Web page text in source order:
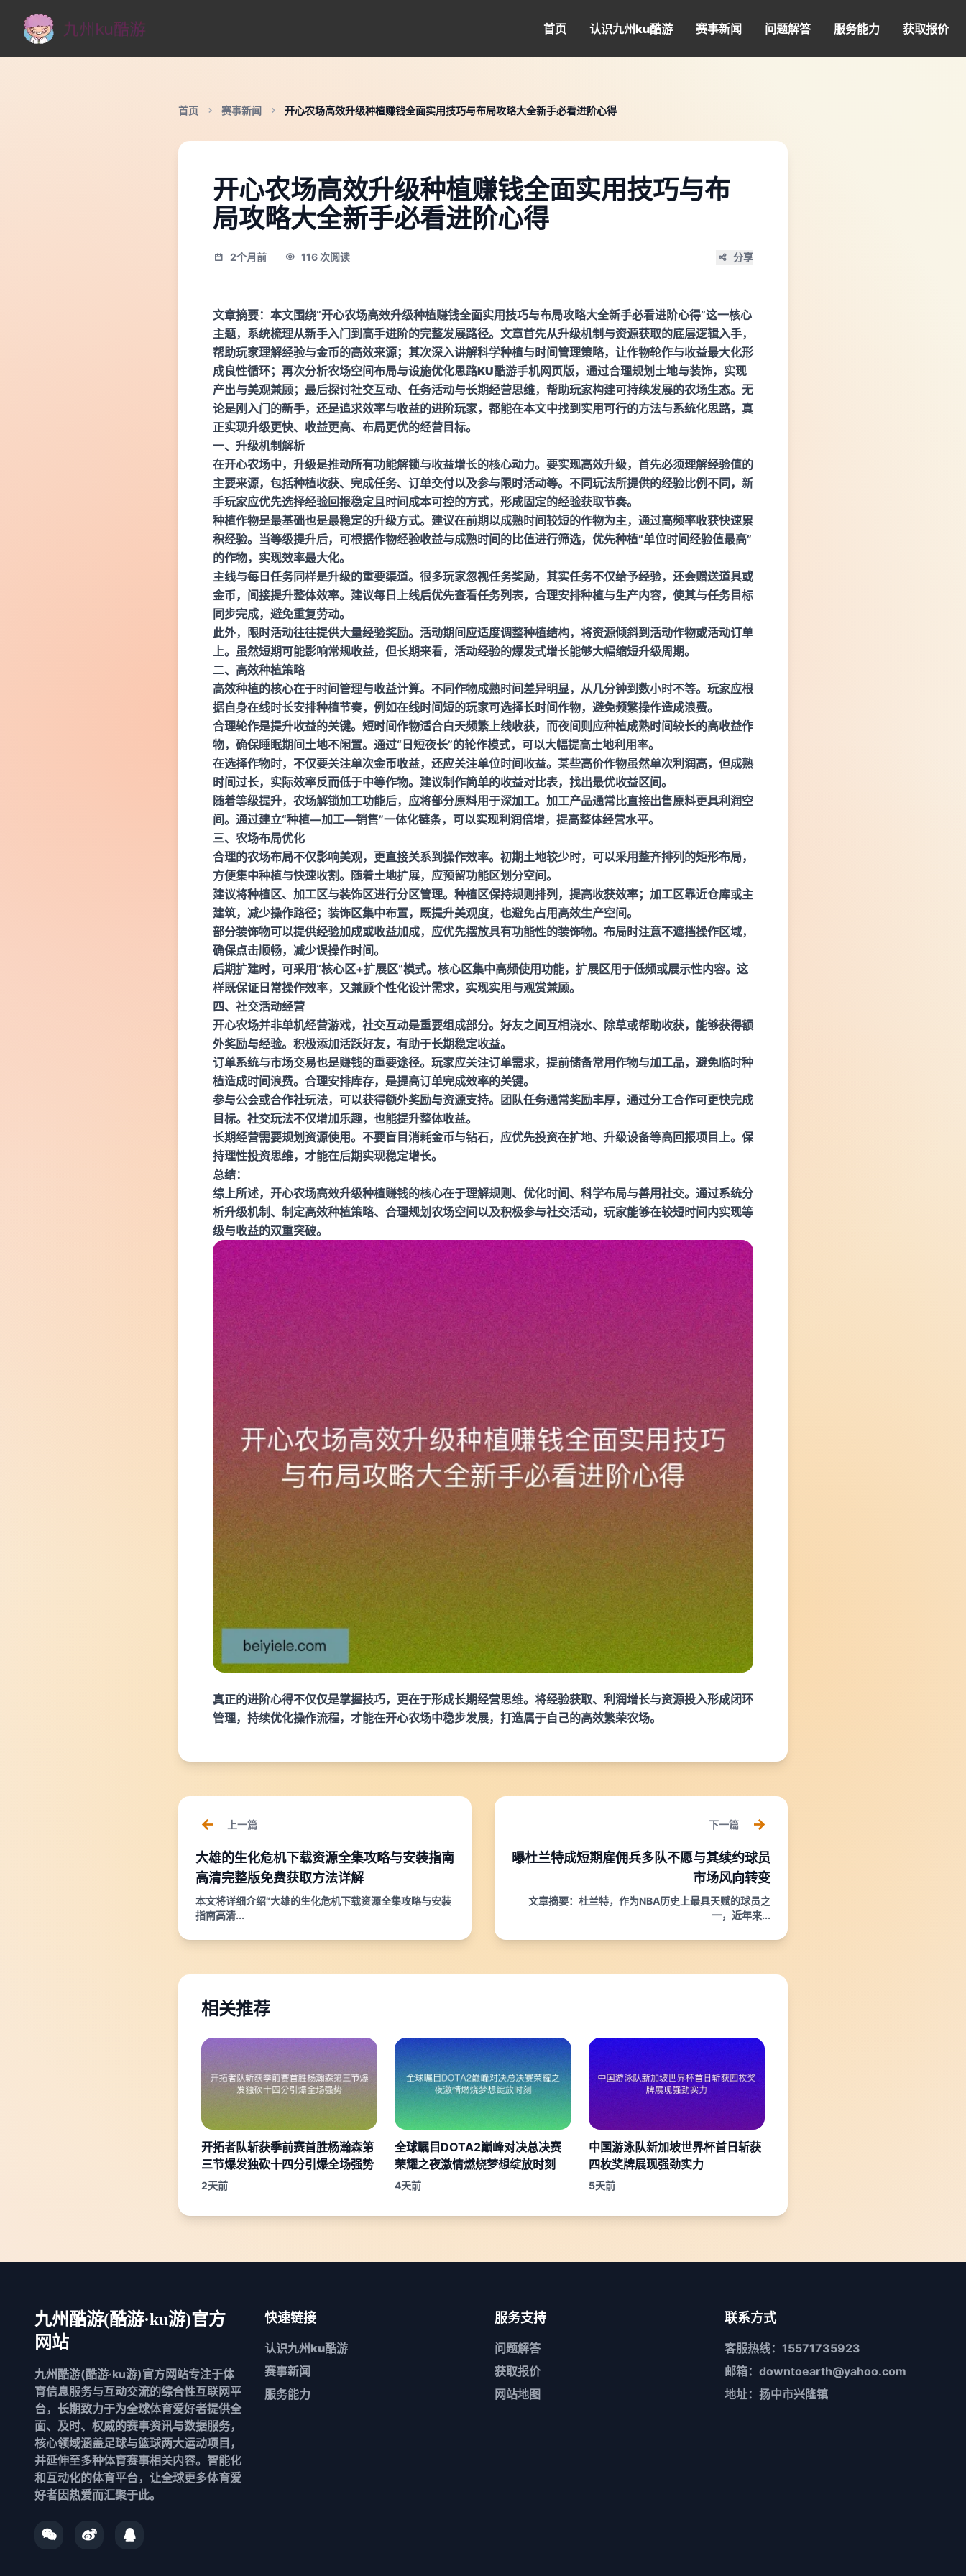
首页 认识九州ku酷游 赛事新闻 问题解答 服务能力 获取报价
首页 赛事新闻 开心农场高效升级种植赚钱全面实用技巧与布局攻略大全新手必看进阶心得
开心农场高效升级种植赚钱全面实用技巧与布
局攻略大全新手必看进阶心得
2个月前 116 次阅读 分享
文章摘要：本文围绕“开心农场高效升级种植赚钱全面实用技巧与布局攻略大全新手必看进阶心得”这一核心
主题，系统梳理从新手入门到高手进阶的完整发展路径。文章首先从升级机制与资源获取的底层逻辑入手，
帮助玩家理解经验与金币的高效来源；其次深入讲解科学种植与时间管理策略，让作物轮作与收益最大化形
成良性循环；再次分析农场空间布局与设施优化思路KU酷游手机网页版，通过合理规划土地与装饰，实现
产出与美观兼顾；最后探讨社交互动、任务活动与长期经营思维，帮助玩家构建可持续发展的农场生态。无
论是刚入门的新手，还是追求效率与收益的进阶玩家，都能在本文中找到实用可行的方法与系统化思路，真
正实现升级更快、收益更高、布局更优的经营目标。
一、升级机制解析
在开心农场中，升级是推动所有功能解锁与收益增长的核心动力。要实现高效升级，首先必须理解经验值的
主要来源，包括种植收获、完成任务、订单交付以及参与限时活动等。不同玩法所提供的经验比例不同，新
手玩家应优先选择经验回报稳定且时间成本可控的方式，形成固定的经验获取节奏。
种植作物是最基础也是最稳定的升级方式。建议在前期以成熟时间较短的作物为主，通过高频率收获快速累
积经验。当等级提升后，可根据作物经验收益与成熟时间的比值进行筛选，优先种植“单位时间经验值最高”
的作物，实现效率最大化。
主线与每日任务同样是升级的重要渠道。很多玩家忽视任务奖励，其实任务不仅给予经验，还会赠送道具或
金币，间接提升整体效率。建议每日上线后优先查看任务列表，合理安排种植与生产内容，使其与任务目标
同步完成，避免重复劳动。
此外，限时活动往往提供大量经验奖励。活动期间应适度调整种植结构，将资源倾斜到活动作物或活动订单
上。虽然短期可能影响常规收益，但长期来看，活动经验的爆发式增长能够大幅缩短升级周期。
二、高效种植策略
高效种植的核心在于时间管理与收益计算。不同作物成熟时间差异明显，从几分钟到数小时不等。玩家应根
据自身在线时长安排种植节奏，例如在线时间短的玩家可选择长时间作物，避免频繁操作造成浪费。
合理轮作是提升收益的关键。短时间作物适合白天频繁上线收获，而夜间则应种植成熟时间较长的高收益作
物，确保睡眠期间土地不闲置。通过“日短夜长”的轮作模式，可以大幅提高土地利用率。
在选择作物时，不仅要关注单次金币收益，还应关注单位时间收益。某些高价作物虽然单次利润高，但成熟
时间过长，实际效率反而低于中等作物。建议制作简单的收益对比表，找出最优收益区间。
随着等级提升，农场解锁加工功能后，应将部分原料用于深加工。加工产品通常比直接出售原料更具利润空
间。通过建立“种植—加工—销售”一体化链条，可以实现利润倍增，提高整体经营水平。
三、农场布局优化
合理的农场布局不仅影响美观，更直接关系到操作效率。初期土地较少时，可以采用整齐排列的矩形布局，
方便集中种植与快速收割。随着土地扩展，应预留功能区划分空间。
建议将种植区、加工区与装饰区进行分区管理。种植区保持规则排列，提高收获效率；加工区靠近仓库或主
建筑，减少操作路径；装饰区集中布置，既提升美观度，也避免占用高效生产空间。
部分装饰物可以提供经验加成或收益加成，应优先摆放具有功能性的装饰物。布局时注意不遮挡操作区域，
确保点击顺畅，减少误操作时间。
后期扩建时，可采用“核心区+扩展区”模式。核心区集中高频使用功能，扩展区用于低频或展示性内容。这
样既保证日常操作效率，又兼顾个性化设计需求，实现实用与观赏兼顾。
四、社交活动经营
开心农场并非单机经营游戏，社交互动是重要组成部分。好友之间互相浇水、除草或帮助收获，能够获得额
外奖励与经验。积极添加活跃好友，有助于长期稳定收益。
订单系统与市场交易也是赚钱的重要途径。玩家应关注订单需求，提前储备常用作物与加工品，避免临时种
植造成时间浪费。合理安排库存，是提高订单完成效率的关键。
参与公会或合作社玩法，可以获得额外奖励与资源支持。团队任务通常奖励丰厚，通过分工合作可更快完成
目标。社交玩法不仅增加乐趣，也能提升整体收益。
长期经营需要规划资源使用。不要盲目消耗金币与钻石，应优先投资在扩地、升级设备等高回报项目上。保
持理性投资思维，才能在后期实现稳定增长。
总结：
综上所述，开心农场高效升级种植赚钱的核心在于理解规则、优化时间、科学布局与善用社交。通过系统分
析升级机制、制定高效种植策略、合理规划农场空间以及积极参与社交活动，玩家能够在较短时间内实现等
级与收益的双重突破。
真正的进阶心得不仅仅是掌握技巧，更在于形成长期经营思维。将经验获取、利润增长与资源投入形成闭环
管理，持续优化操作流程，才能在开心农场中稳步发展，打造属于自己的高效繁荣农场。
上一篇
大雄的生化危机下载资源全集攻略与安装指南
高清完整版免费获取方法详解
本文将详细介绍“大雄的生化危机下载资源全集攻略与安装
指南高清...
下一篇
曝杜兰特成短期雇佣兵多队不愿与其续约球员
市场风向转变
文章摘要：杜兰特，作为NBA历史上最具天赋的球员之
一，近年来...
相关推荐
开拓者队斩获季前赛首胜杨瀚森第
三节爆发独砍十四分引爆全场强势
2天前
全球瞩目DOTA2巅峰对决总决赛
荣耀之夜激情燃烧梦想绽放时刻
4天前
中国游泳队新加坡世界杯首日斩获
四枚奖牌展现强劲实力
5天前
九州酷游(酷游·ku游)官方
网站
九州酷游(酷游·ku游)官方网站专注于体
育信息服务与互动交流的综合性互联网平
台，长期致力于为全球体育爱好者提供全
面、及时、权威的赛事资讯与数据服务，
核心领域涵盖足球与篮球两大运动项目，
并延伸至多种体育赛事相关内容。智能化
和互动化的体育平台，让全球更多体育爱
好者因热爱而汇聚于此。
快速链接
认识九州ku酷游
赛事新闻
服务能力
服务支持
问题解答
获取报价
网站地图
联系方式
客服热线：15571735923
邮箱：downtoearth@yahoo.com
地址：扬中市兴隆镇